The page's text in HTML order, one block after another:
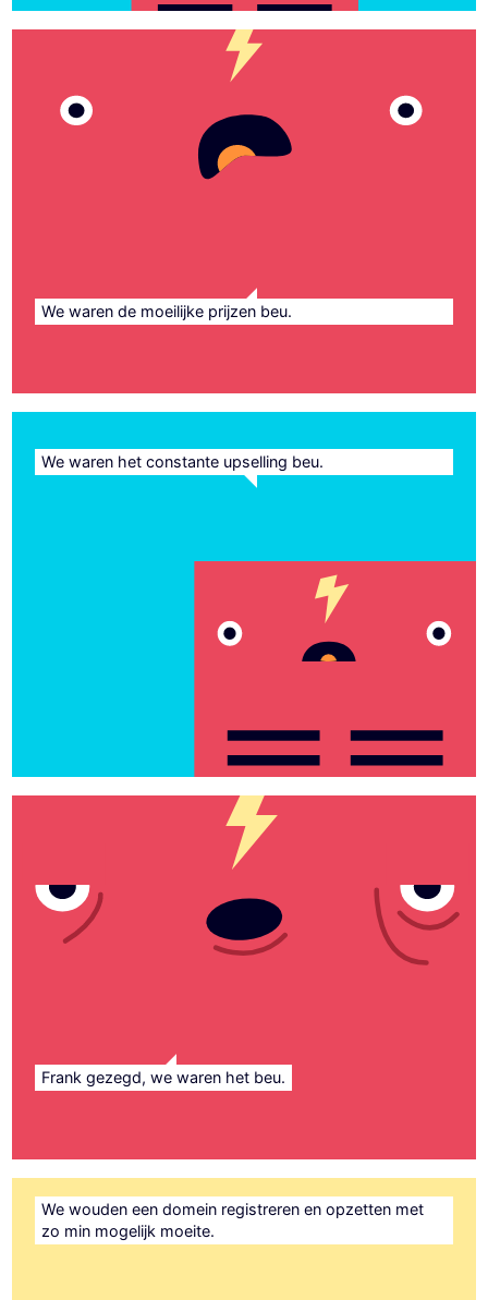
We waren de moeilijke prijzen beu.
We waren het constante upselling beu.
Frank gezegd, we waren het beu.
We wouden een domein registreren en opzetten met
zo min mogelijk moeite.